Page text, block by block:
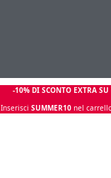
-10% DI SCONTO EXTRA
Inserisci SUMMER10 nel